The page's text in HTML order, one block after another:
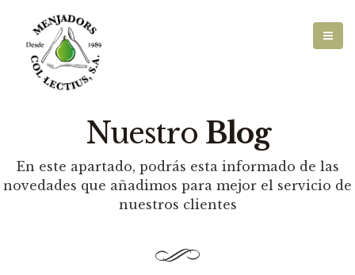
Nuestro Blog
En este apartado, podrás esta informado de las
novedades que añadimos para mejor el servicio de
nuestros clientes